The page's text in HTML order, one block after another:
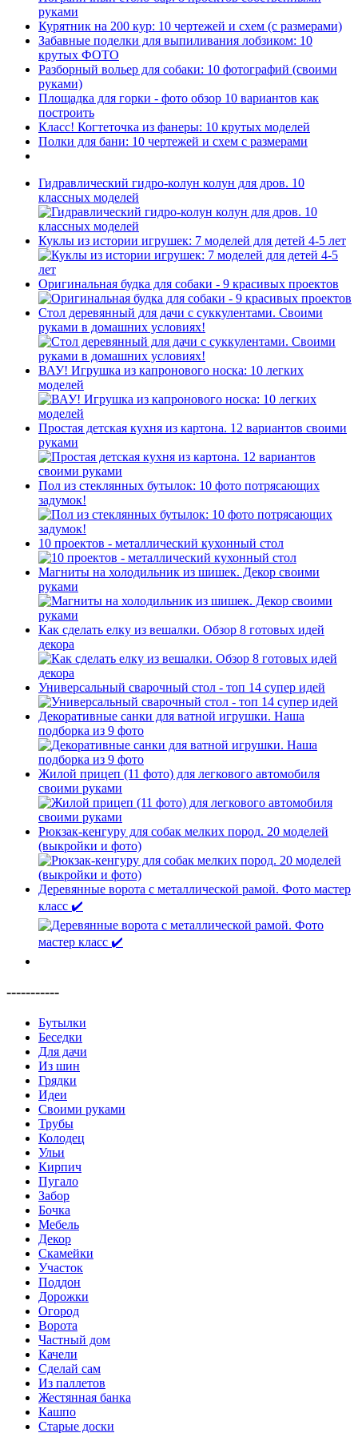
руками
Курятник на 200 кур: 10 чертежей и схем (с размерами)
Забавные поделки для выпиливания лобзиком: 10
крутых ФОТО
Разборный вольер для собаки: 10 фотографий (своими
руками)
Площадка для горки - фото обзор 10 вариантов как
построить
Класс! Когтеточка из фанеры: 10 крутых моделей
Полки для бани: 10 чертежей и схем с размерами
Гидравлический гидро-колун колун для дров. 10
классных моделей
Куклы из истории игрушек: 7 моделей для детей 4-5 лет
Оригинальная будка для собаки - 9 красивых проектов
Стол деревянный для дачи с суккулентами. Своими
руками в домашних условиях!
ВАУ! Игрушка из капронового носка: 10 легких
моделей
Простая детская кухня из картона. 12 вариантов своими
руками
Пол из стеклянных бутылок: 10 фото потрясающих
задумок!
10 проектов - металлический кухонный стол
Магниты на холодильник из шишек. Декор своими
руками
Как сделать елку из вешалки. Обзор 8 готовых идей
декора
Универсальный сварочный стол - топ 14 супер идей
Декоративные санки для ватной игрушки. Наша
подборка из 9 фото
Жилой прицеп (11 фото) для легкового автомобиля
своими руками
Рюкзак-кенгуру для собак мелких пород. 20 моделей
(выкройки и фото)
Деревянные ворота с металлической рамой. Фото мастер
класс ✔️
-----------
Бутылки
Беседки
Для дачи
Из шин
Грядки
Идеи
Своими руками
Трубы
Колодец
Ульи
Кирпич
Пугало
Забор
Бочка
Мебель
Декор
Скамейки
Участок
Поддон
Дорожки
Огород
Ворота
Частный дом
Качели
Сделай сам
Из паллетов
Жестянная банка
Кашпо
Старые доски